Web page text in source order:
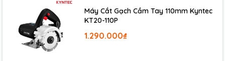
3. Lưu Lượng Phun Tối Đa 950ml/Phút – Tăng Tốc Độ Thi Công
Máy có lưu lượng phun tối đa
gian thi công so với cách sơn thủ công bằng cọ hoặc con lăn.
Máy Cắt Gạch Cầm Tay 110mm Kyntec
KT20-110P
1.290.000₫